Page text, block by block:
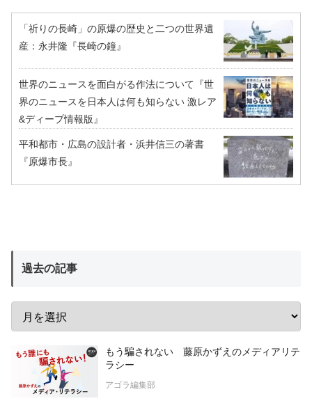
「祈りの長崎」の原爆の歴史と二つの世界遺
産：永井隆『長崎の鐘』
世界のニュースを面白がる作法について『世
界のニュースを日本人は何も知らない 激レア
&ディープ情報版』
平和都市・広島の設計者・浜井信三の著書
『原爆市長』
過去の記事
もう騙されない 藤原かずえのメディアリテ
ラシー
アゴラ編集部